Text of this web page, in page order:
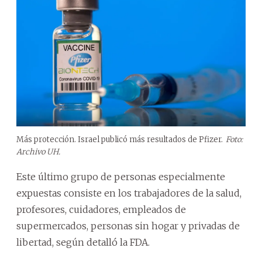
Más protección. Israel publicó más resultados de Pfizer. Foto:
Archivo UH.
Este último grupo de personas especialmente
expuestas consiste en los trabajadores de la salud,
profesores, cuidadores, empleados de
supermercados, personas sin hogar y privadas de
libertad, según detalló la FDA.